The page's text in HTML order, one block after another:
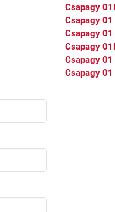
Csapagy
Csapagy 01
Csapagy 01
Csapagy
Csapagy 01
Csapagy 01